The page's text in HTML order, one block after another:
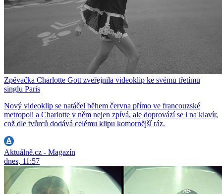
Zpěvačka Charlotte Gott zveřejnila videoklip ke svému třetímu
singlu Paris
Nový videoklip se natáčel během června přímo ve francouzské
metropoli a Charlotte v něm nejen zpívá, ale doprovází se i na klavír,
což dle tvůrců dodává celému klipu komornější ráz.
Aktuálně.cz - Magazín
dnes, 11:57